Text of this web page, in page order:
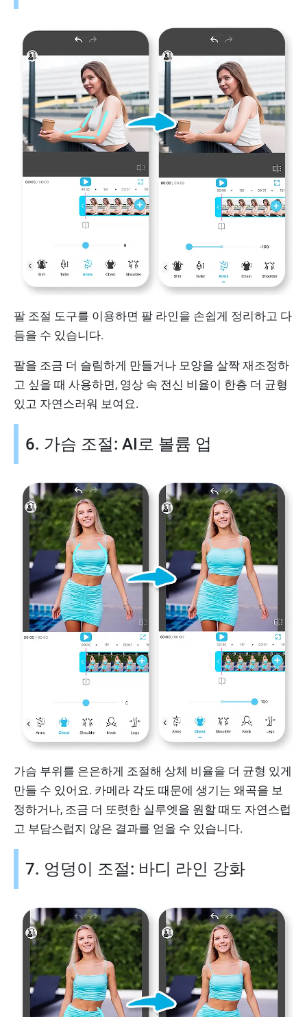
팔 조절 도구를 이용하면 팔 라인을 손쉽게 정리하고 다
듬을 수 있습니다.
팔을 조금 더 슬림하게 만들거나 모양을 살짝 재조정하
고 싶을 때 사용하면, 영상 속 전신 비율이 한층 더 균형
있고 자연스러워 보여요.
6. 가슴 조절: AI로 볼륨 업
가슴 부위를 은은하게 조절해 상체 비율을 더 균형 있게
만들 수 있어요. 카메라 각도 때문에 생기는 왜곡을 보
정하거나, 조금 더 또렷한 실루엣을 원할 때도 자연스럽
고 부담스럽지 않은 결과를 얻을 수 있습니다.
7. 엉덩이 조절: 바디 라인 강화